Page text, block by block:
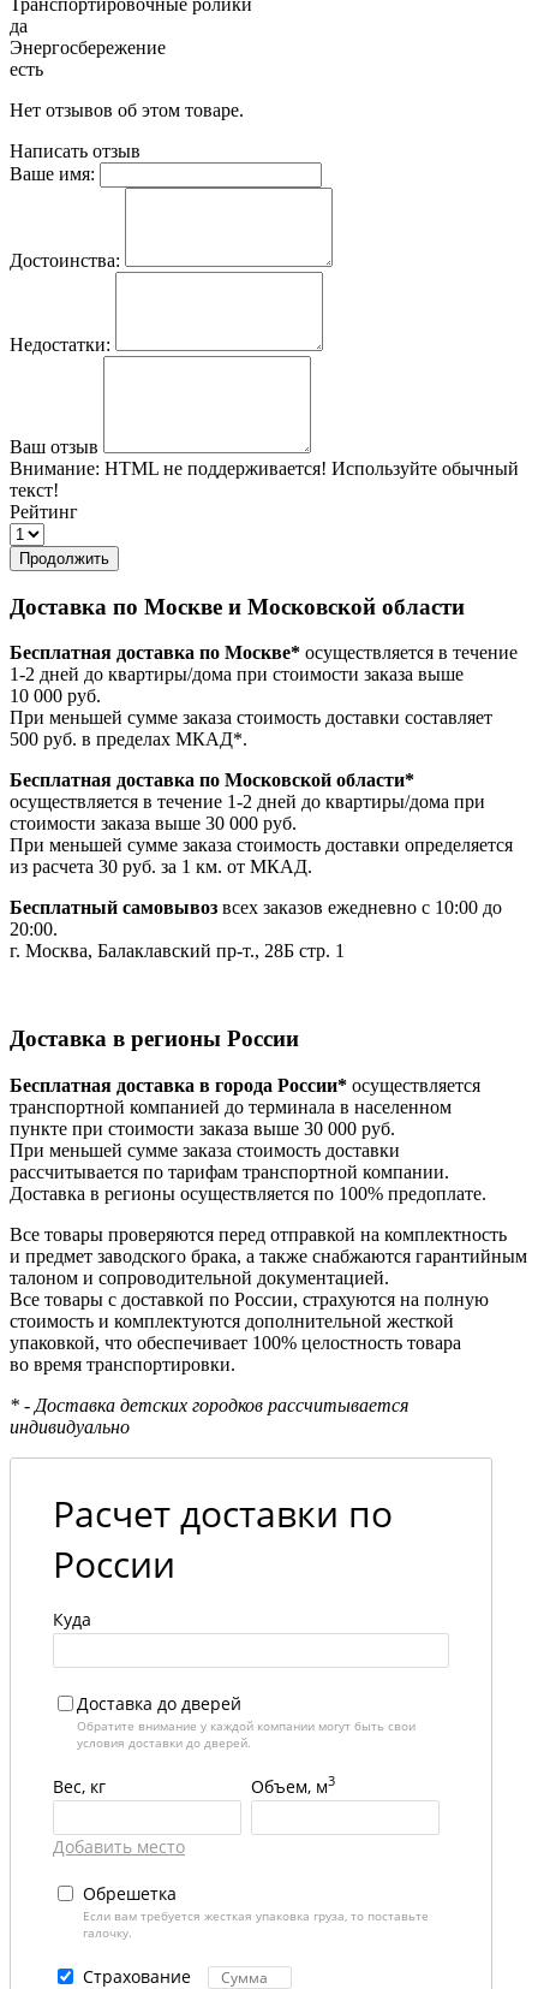
да
Энергосбережение
есть
Нет отзывов об этом товаре.
Написать отзыв
Ваше имя:
Достоинства:
Недостатки:
Ваш отзыв
Внимание: HTML не поддерживается! Используйте обычный
текст!
Рейтинг
Продолжить
Доставка по Москве и Московской области
Бесплатная доставка по Москве* осуществляется в течение
1-2 дней до квартиры/дома при стоимости заказа выше
10 000 руб.
При меньшей сумме заказа стоимость доставки составляет
500 руб. в пределах МКАД*.
Бесплатная доставка по Московской области*
осуществляется в течение 1-2 дней до квартиры/дома при
стоимости заказа выше 30 000 руб.
При меньшей сумме заказа стоимость доставки определяется
из расчета 30 руб. за 1 км. от МКАД.
Бесплатный самовывоз всех заказов ежедневно с 10:00 до
20:00.
г. Москва, Балаклавский пр-т., 28Б стр. 1
Доставка в регионы России
Бесплатная доставка в города России* осуществляется
транспортной компанией до терминала в населенном
пункте при стоимости заказа выше 30 000 руб.
При меньшей сумме заказа стоимость доставки
рассчитывается по тарифам транспортной компании.
Доставка в регионы осуществляется по 100% предоплате.
Все товары проверяются перед отправкой на комплектность
и предмет заводского брака, а также снабжаются гарантийным
талоном и сопроводительной документацией.
Все товары с доставкой по России, страхуются на полную
стоимость и комплектуются дополнительной жесткой
упаковкой, что обеспечивает 100% целостность товара
во время транспортировки.
* - Доставка детских городков рассчитывается
индивидуально
Расчет доставки по
России
Куда
Доставка до дверей
Обратите внимание у каждой компании могут быть свои
условия доставки до дверей.
Вес, кг Объем, м3
Добавить место
Обрешетка
Если вам требуется жесткая упаковка груза, то поставьте
галочку.
Страхование